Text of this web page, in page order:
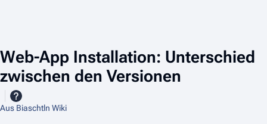
Web-App Installation: Unterschied
zwischen den Versionen
Aus Biaschtln Wiki